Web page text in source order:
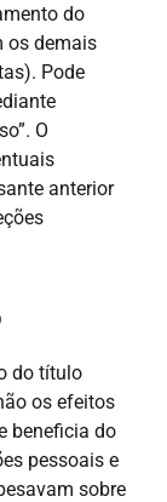
do
os demais
Pode
O
anterior
do título
os efeitos
beneficia do
pessoais e
sobre